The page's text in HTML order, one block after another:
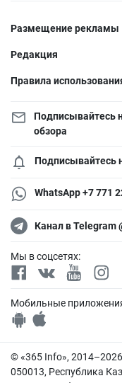
Размещение рекламы
Редакция
Правила
Подписывайтесь
обзора
Подписывайтесь
WhatsApp +7 771
Канал в Telegram
Мы в соцсетях:
Мобильные
© «365 Info», 2014–2026
050013, Республика